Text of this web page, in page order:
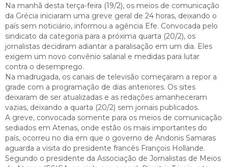
Na manhã desta terça-feira (19/2), os meios de comunicação
da Grécia iniciaram uma greve geral de 24 horas, deixando o
país sem noticiário, informou a agência Efe. Convocada pelo
sindicato da categoria para a próxima quarta (20/2), os
jornalistas decidiram adiantar a paralisação em um dia. Eles
exigem um novo convênio salarial e medidas para lutar
contra o desemprego.
Na madrugada, os canais de televisão começaram a repor a
grade com a programação de dias anteriores. Os sites
deixaram de ser atualizadas e as redações amanheceram
vazias, deixando a quarta (20/2) sem jornais publicados.
A greve, convocada somente para os meios de comunicação
sediados em Atenas, onde estão os mais importantes do
país, ocorreu no dia em que o governo de Andonis Samaras
aguarda a visita do presidente francês François Hollande.
Segundo o presidente da Associação de Jornalistas de Meios